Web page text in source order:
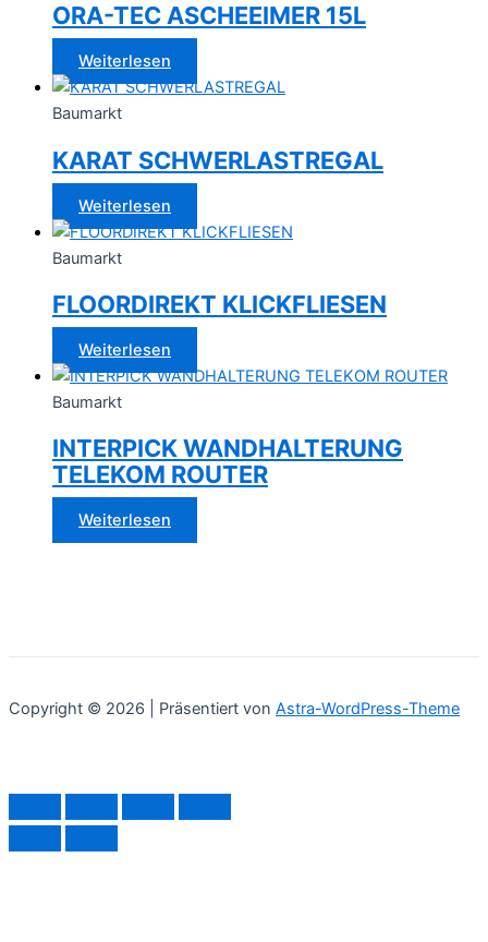
ORA-TEC ASCHEEIMER 15L
Weiterlesen
Baumarkt
KARAT SCHWERLASTREGAL
Weiterlesen
Baumarkt
FLOORDIREKT KLICKFLIESEN
Weiterlesen
Baumarkt
INTERPICK WANDHALTERUNG
TELEKOM ROUTER
Weiterlesen
Copyright © 2026 | Präsentiert von Astra-WordPress-Theme